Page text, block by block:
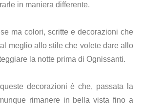
in maniera differente.
ma colori, scritte e decorazioni che
meglio allo stile che volete dare allo
la notte prima di Ognissanti.
decorazioni è che, passata la
rimanere in bella vista fino a